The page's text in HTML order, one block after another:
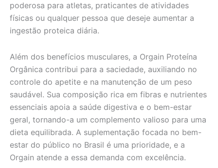
poderosa para atletas, praticantes de atividades
físicas ou qualquer pessoa que deseje aumentar a
ingestão proteica diária.
Além dos benefícios musculares, a Orgain Proteína
Orgânica contribui para a saciedade, auxiliando no
controle do apetite e na manutenção de um peso
saudável. Sua composição rica em fibras e nutrientes
essenciais apoia a saúde digestiva e o bem-estar
geral, tornando-a um complemento valioso para uma
dieta equilibrada. A suplementação focada no bem-
estar do público no Brasil é uma prioridade, e a
Orgain atende a essa demanda com excelência.